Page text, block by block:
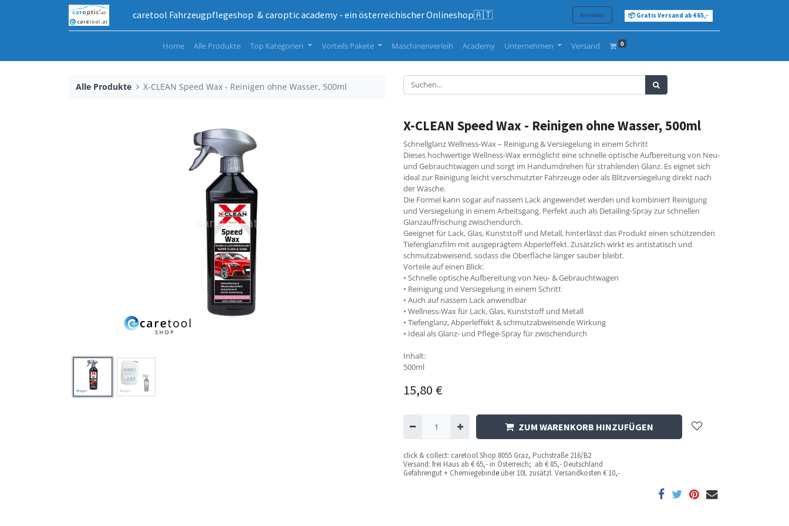
caretool Fahrzeugpflegeshop & caroptic academy - ein österreichischer Onlineshop🇦🇹 Anmelden 📦 Gratis Versand ab €65,-
Home Alle Produkte Top Kategorien Vorteils Pakete Maschinenverleih Academy Unternehmen Versand 0
Alle Produkte X-CLEAN Speed Wax - Reinigen ohne Wasser, 500ml
X-CLEAN Speed Wax - Reinigen ohne Wasser, 500ml
Schnellglanz Wellness-Wax – Reinigung & Versiegelung in einem Schritt
Dieses hochwertige Wellness-Wax ermöglicht eine schnelle optische Aufbereitung von Neu-
und Gebrauchtwagen und sorgt im Handumdrehen für strahlenden Glanz. Es eignet sich
ideal zur Reinigung leicht verschmutzter Fahrzeuge oder als Blitzversiegelung direkt nach
der Wäsche.
Die Formel kann sogar auf nassem Lack angewendet werden und kombiniert Reinigung
und Versiegelung in einem Arbeitsgang. Perfekt auch als Detailing-Spray zur schnellen
Glanzauffrischung zwischendurch.
Geeignet für Lack, Glas, Kunststoff und Metall, hinterlässt das Produkt einen schützenden
Tiefenglanzfilm mit ausgeprägtem Abperleffekt. Zusätzlich wirkt es antistatisch und
schmutzabweisend, sodass die Oberfläche länger sauber bleibt.
Vorteile auf einen Blick:
• Schnelle optische Aufbereitung von Neu- & Gebrauchtwagen
• Reinigung und Versiegelung in einem Schritt
• Auch auf nassem Lack anwendbar
• Wellness-Wax für Lack, Glas, Kunststoff und Metall
• Tiefenglanz, Abperleffekt & schmutzabweisende Wirkung
• Ideal als Glanz- und Pflege-Spray für zwischendurch
Inhalt:
500ml
15,80 €
ZUM WARENKORB HINZUFÜGEN
click & collect: caretool Shop 8055 Graz, Puchstraße 216/B2
Versand: frei Haus ab € 65,- in Österreich; ab € 85,- Deutschland
Gefahrengut + Chemiegebinde über 10L zusätzl. Versandkosten € 10,-